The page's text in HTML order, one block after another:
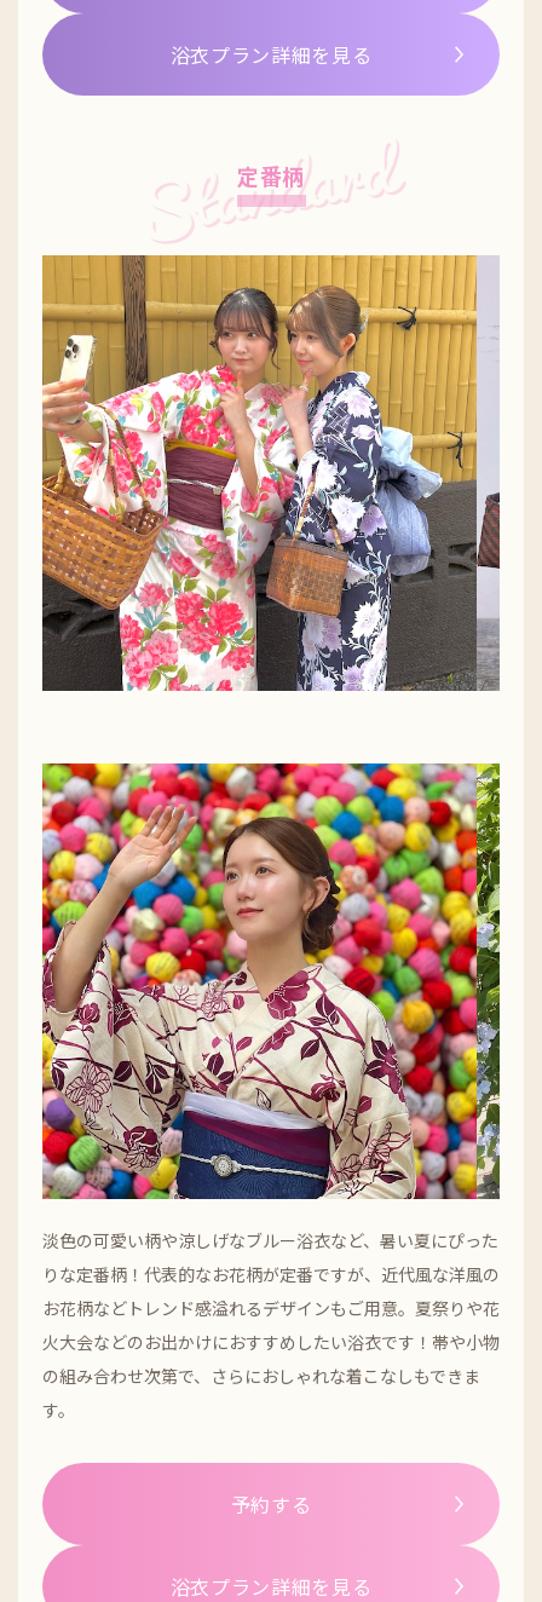
浴衣プラン詳細を見る
定番柄
淡色の可愛い柄や涼しげなブルー浴衣など、暑い夏にぴった
りな定番柄！代表的なお花柄が定番ですが、近代風な洋風の
お花柄などトレンド感溢れるデザインもご用意。夏祭りや花
火大会などのお出かけにおすすめしたい浴衣です！帯や小物
の組み合わせ次第で、さらにおしゃれな着こなしもできま
す。
予約する
浴衣プラン詳細を見る